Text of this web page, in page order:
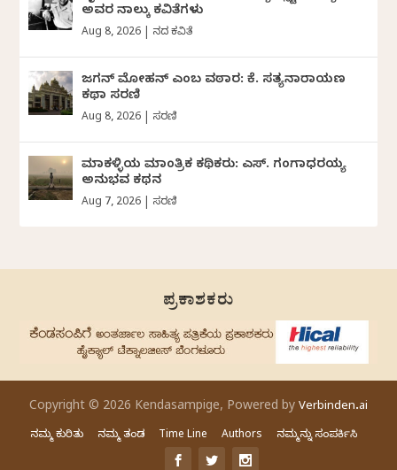
ಅವರ ನಾಲ್ಕು ಕವಿತೆಗಳು
Aug 8, 2026 ದಿನದ ಕವಿತೆ
ಜಗನ್‌ ಮೋಹನ್‌ ಎಂಬ ವಠಾರ: ಕೆ. ಸತ್ಯನಾರಾಯಣ
ಕಥಾ ಸರಣಿ
Aug 8, 2026 ಸರಣಿ
ಮಾಕಳ್ಳಿಯ ಮಾಂತ್ರಿಕ ಕಥಿಕರು: ಎಸ್. ಗಂಗಾಧರಯ್ಯ
ಅನುಭವ ಕಥನ
Aug 7, 2026 ಸರಣಿ
ಪ್ರಕಾಶಕರು
Copyright © 2026 Kendasampige, Powered by Verbinden.ai
ನಮ್ಮ ಕುರಿತು ನಮ್ಮ ತಂಡ Time Line Authors ನಮ್ಮನ್ನು ಸಂಪರ್ಕಿಸಿ